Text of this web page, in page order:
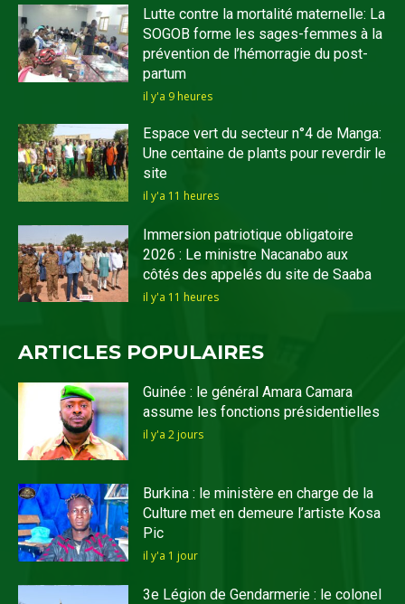
Lutte contre la mortalité maternelle: La
SOGOB forme les sages-femmes à la
prévention de l’hémorragie du post-
partum
il y'a 9 heures
Espace vert du secteur n°4 de Manga:
Une centaine de plants pour reverdir le
site
il y'a 11 heures
Immersion patriotique obligatoire
2026 : Le ministre Nacanabo aux
côtés des appelés du site de Saaba
il y'a 11 heures
ARTICLES POPULAIRES
Guinée : le général Amara Camara
assume les fonctions présidentielles
il y'a 2 jours
Burkina : le ministère en charge de la
Culture met en demeure l’artiste Kosa
Pic
il y'a 1 jour
3e Légion de Gendarmerie : le colonel